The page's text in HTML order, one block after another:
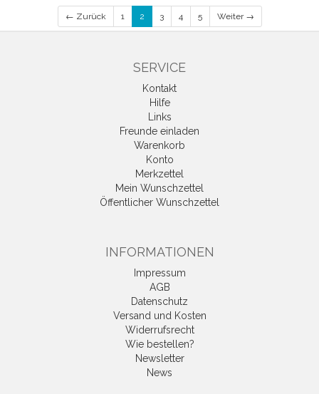
← Zurück 1 2 3 4 5 Weiter →
SERVICE
Kontakt
Hilfe
Links
Freunde einladen
Warenkorb
Konto
Merkzettel
Mein Wunschzettel
Öffentlicher Wunschzettel
INFORMATIONEN
Impressum
AGB
Datenschutz
Versand und Kosten
Widerrufsrecht
Wie bestellen?
Newsletter
News